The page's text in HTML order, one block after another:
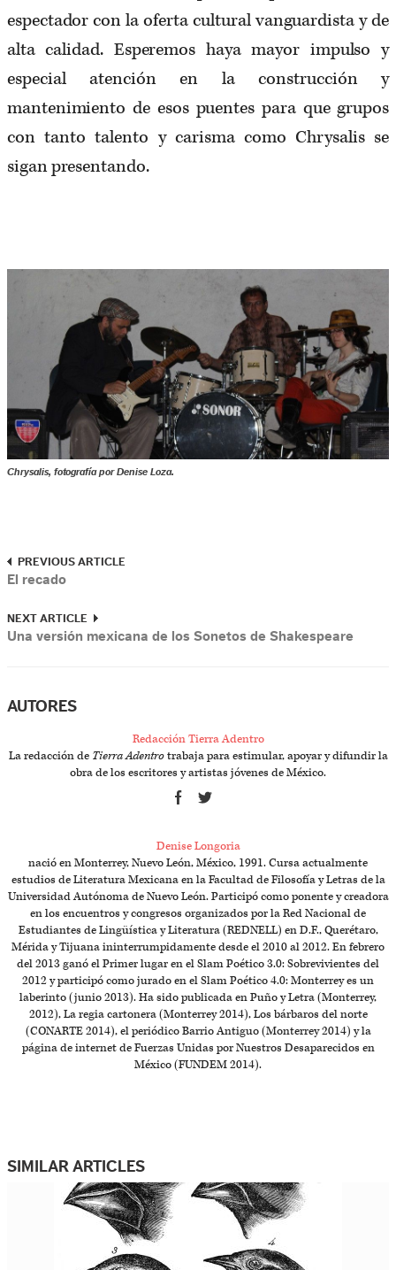
espectador con la oferta cultural vanguardista y de
alta calidad. Esperemos haya mayor impulso y
especial atención en la construcción y
mantenimiento de esos puentes para que grupos
con tanto talento y carisma como Chrysalis se
sigan presentando.
Chrysalis, fotografía por Denise Loza.
PREVIOUS ARTICLE
El recado
NEXT ARTICLE
Una versión mexicana de los Sonetos de Shakespeare
AUTORES
Redacción Tierra Adentro
La redacción de Tierra Adentrotrabaja para estimular, apoyar y difundir la
obra de los escritores y artistas jóvenes de México.
Denise Longoria
nació en Monterrey, Nuevo León, México, 1991. Cursa actualmente
estudios de Literatura Mexicana en la Facultad de Filosofía y Letras de la
Universidad Autónoma de Nuevo León. Participó como ponente y creadora
en los encuentros y congresos organizados por la Red Nacional de
Estudiantes de Lingüística y Literatura (REDNELL) en D.F., Querétaro,
Mérida y Tijuana ininterrumpidamente desde el 2010 al 2012. En febrero
del 2013 ganó el Primer lugar en el Slam Poético 3.0: Sobrevivientes del
2012 y participó como jurado en el Slam Poético 4.0: Monterrey es un
laberinto (junio 2013). Ha sido publicada en Puño y Letra (Monterrey,
2012), La regia cartonera (Monterrey 2014), Los bárbaros del norte
(CONARTE 2014), el periódico Barrio Antiguo (Monterrey 2014) y la
página de internet de Fuerzas Unidas por Nuestros Desaparecidos en
México (FUNDEM 2014).
SIMILAR ARTICLES